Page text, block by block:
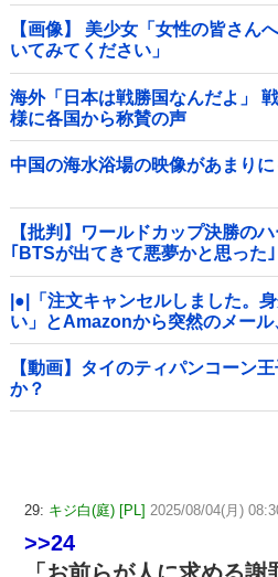
【画像】 美少女「女性の皆さん
いてみてください」
海外「日本は戦勝国なんだよ」
様に各国から称賛の声
中国の海水浴場の映像があまりに
【批判】ワールドカップ決勝の
｢BTSが出てきて悪夢かと思った｣
|●|「注文キャンセルしました。
い」とAmazonから突然のメー
マーに確認したら……
【動画】タイのティパンコーン
か？
29: キジ白(庭) [PL] 2025/08/04(月)
>>24